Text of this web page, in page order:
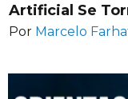
Artificial Se
Por Marcelo